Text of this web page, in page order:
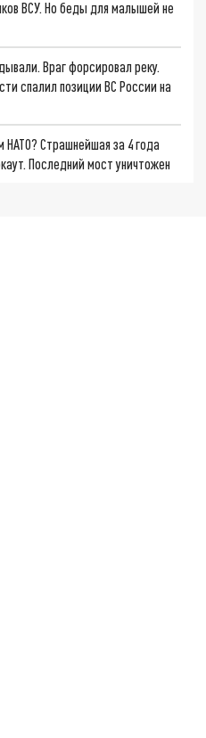
ВСУ. Но беды для малышей не
Враг форсировал реку.
спалил позиции ВС России на
НАТО? Страшнейшая за 4 года
Последний мост уничтожен